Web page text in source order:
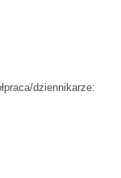
dziennikarze: